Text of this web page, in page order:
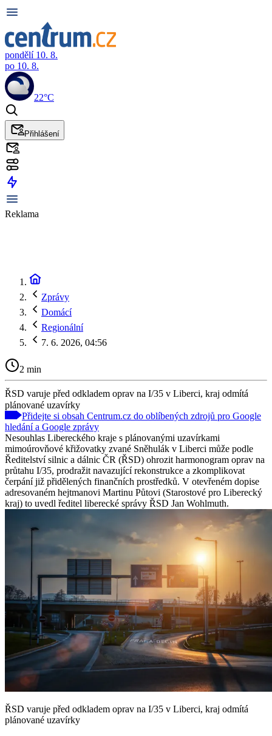
pondělí 10. 8.
po 10. 8.
22°C
Přihlášení
Reklama
Zprávy
Domácí
Regionální
7. 6. 2026, 04:56
2 min
ŘSD varuje před odkladem oprav na I/35 v Liberci, kraj odmítá
plánované uzavírky
Přidejte si obsah Centrum.cz do oblíbených zdrojů pro Google
hledání a Google zprávy
Nesouhlas Libereckého kraje s plánovanými uzavírkami
mimoúrovňové křižovatky zvané Sněhulák v Liberci může podle
Ředitelství silnic a dálnic ČR (ŘSD) ohrozit harmonogram oprav na
průtahu I/35, prodražit navazující rekonstrukce a zkomplikovat
čerpání již přidělených finančních prostředků. V otevřeném dopise
adresovaném hejtmanovi Martinu Půtovi (Starostové pro Liberecký
kraj) to uvedl ředitel liberecké správy ŘSD Jan Wohlmuth.
ŘSD varuje před odkladem oprav na I/35 v Liberci, kraj odmítá
plánované uzavírky